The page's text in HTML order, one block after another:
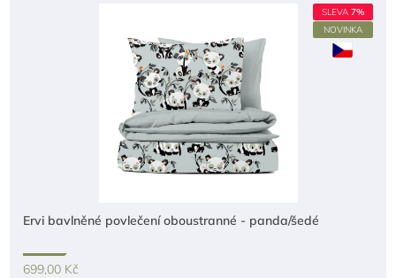
SLEVA 7%
NOVINKA
Ervi bavlněné povlečení oboustranné - panda/šedé
699,00 Kč